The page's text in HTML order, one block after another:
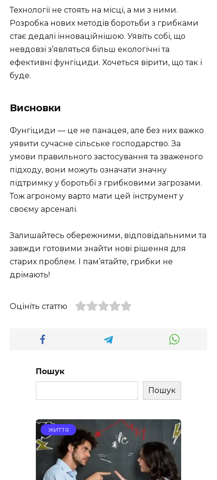
Технології не стоять на місці, а ми з ними.
Розробка нових методів боротьби з грибками
стає дедалі інноваційнішою. Уявіть собі, що
невдовзі з’являться більш екологічні та
ефективні фунгіциди. Хочеться вірити, що так і
буде.
Висновки
Фунгіциди — це не панацея, але без них важко
уявити сучасне сільське господарство. За
умови правильного застосування та зваженого
підходу, вони можуть означати значну
підтримку у боротьбі з грибковими загрозами.
Тож агроному варто мати цей інструмент у
своєму арсеналі.
Залишайтесь обережними, відповідальними та
завжди готовими знайти нові рішення для
старих проблем. І пам’ятайте, грибки не
дрімають!
Оцініть статтю
Пошук
Пошук
ЖИТТЯ